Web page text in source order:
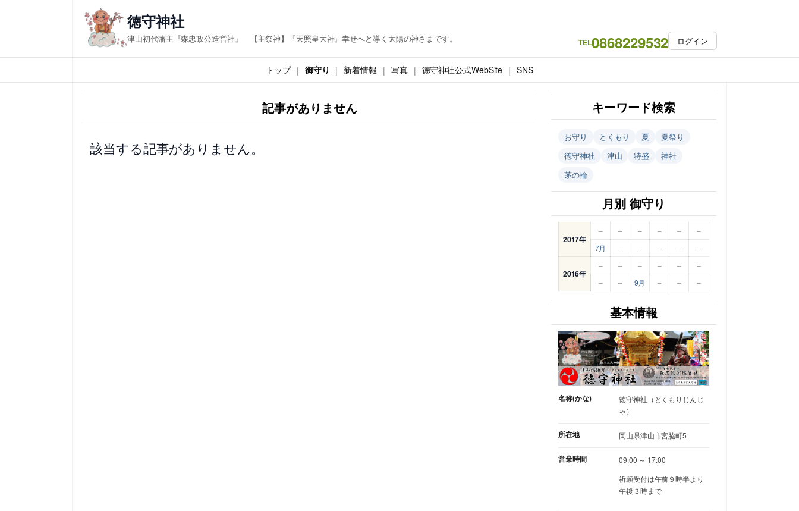
ス
キ
徳守神社
津山初代藩主『森忠政公造営社』 【主祭神】『天照皇大神』幸せへと導く太陽の神さまです。 TEL0868229532 ログイン
トップ 御守り 新着情報 写真 徳守神社公式WebSite SNS
記事がありません
該当する記事がありません。
キーワード検索
お守り とくもり 夏
夏祭り
徳守神社
津山 特盛
神社
茅の輪
月別 御守り
2017年
– – – – –
–
7月
– – – – –
2016年
– – – – –
–
–
– 9月 – – –
基本情報
名称(かな)
徳守神社（とくもりじんじ
ゃ）
所在地 岡山県津山市宮脇町5
営業時間
09:00 ～ 17:00
祈願受付は午前９時半より
午後３時まで